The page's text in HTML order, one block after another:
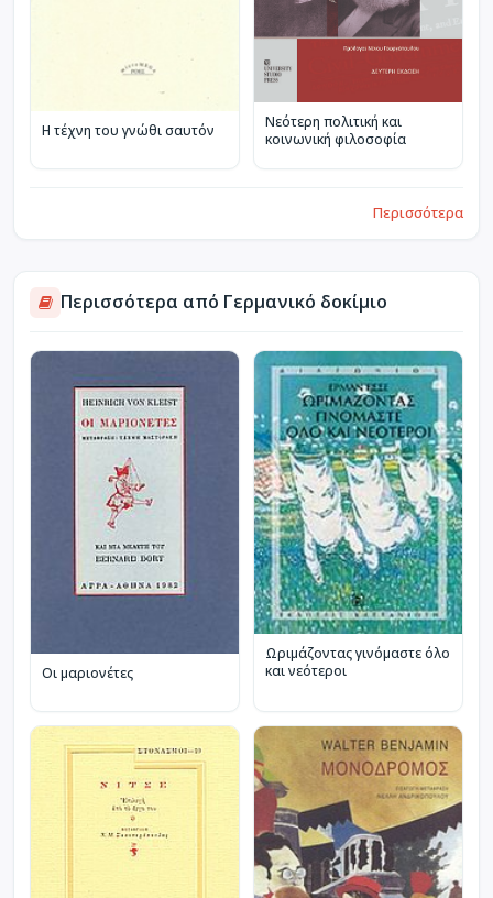
Η τέχνη του γνώθι σαυτόν
Νεότερη πολιτική και
κοινωνική φιλοσοφία
Περισσότερα
Περισσότερα από Γερμανικό δοκίμιο
Οι μαριονέτες
Ωριμάζοντας γινόμαστε όλο
και νεότεροι